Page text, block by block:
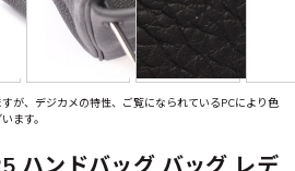
が、デジカメの特性、ご覧になられているPCにより色
ます。
ハンドバッグ バッグ レデ